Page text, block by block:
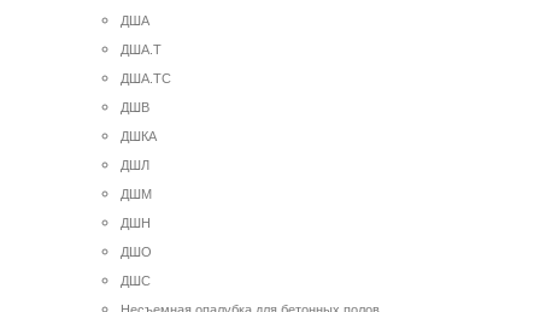
ДША
ДША.Т
ДША.ТС
ДШВ
ДШКА
ДШЛ
ДШМ
ДШН
ДШО
ДШС